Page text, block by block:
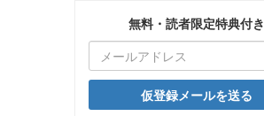
無料・読者限定特典付き
仮登録メールを送る